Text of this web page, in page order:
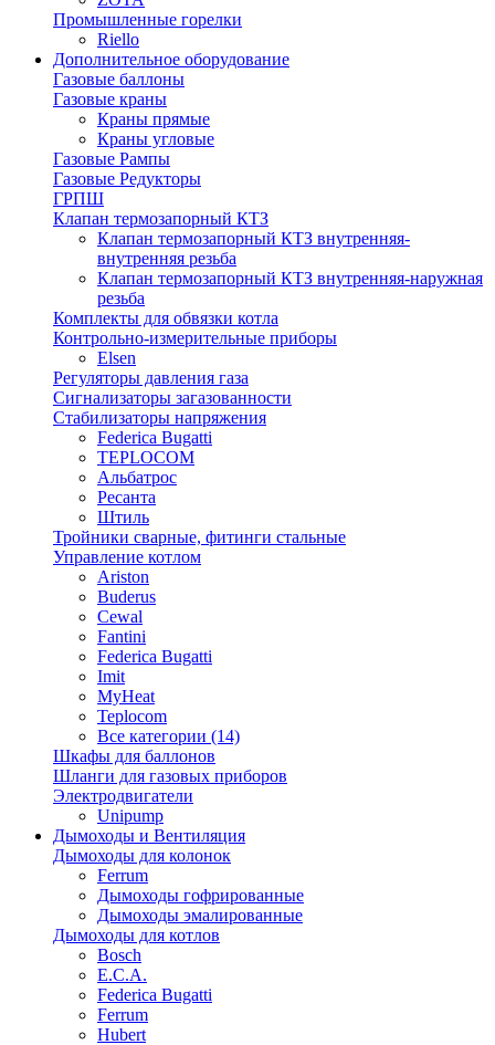
Промышленные горелки
Riello
Дополнительное оборудование
Газовые баллоны
Газовые краны
Краны прямые
Краны угловые
Газовые Рампы
Газовые Редукторы
ГРПШ
Клапан термозапорный КТЗ
Клапан термозапорный КТЗ внутренняя-
внутренняя резьба
Клапан термозапорный КТЗ внутренняя-наружная
резьба
Комплекты для обвязки котла
Контрольно-измерительные приборы
Elsen
Регуляторы давления газа
Сигнализаторы загазованности
Стабилизаторы напряжения
Federica Bugatti
TEPLOCOM
Альбатрос
Ресанта
Штиль
Тройники сварные, фитинги стальные
Управление котлом
Ariston
Buderus
Cewal
Fantini
Federica Bugatti
Imit
MyHeat
Teplocom
Все категории (14)
Шкафы для баллонов
Шланги для газовых приборов
Электродвигатели
Unipump
Дымоходы и Вентиляция
Дымоходы для колонок
Ferrum
Дымоходы гофрированные
Дымоходы эмалированные
Дымоходы для котлов
Bosch
E.C.A.
Federica Bugatti
Ferrum
Hubert